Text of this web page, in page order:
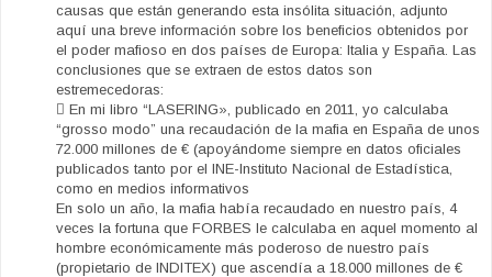
causas que están generando esta insólita situación, adjunto
aquí una breve información sobre los beneficios obtenidos por
el poder mafioso en dos países de Europa: Italia y España. Las
conclusiones que se extraen de estos datos son
estremecedoras:
 En mi libro “LASERING», publicado en 2011, yo calculaba
“grosso modo” una recaudación de la mafia en España de unos
72.000 millones de € (apoyándome siempre en datos oficiales
publicados tanto por el INE-Instituto Nacional de Estadística,
como en medios informativos
En solo un año, la mafia había recaudado en nuestro país, 4
veces la fortuna que FORBES le calculaba en aquel momento al
hombre económicamente más poderoso de nuestro país
(propietario de INDITEX) que ascendía a 18.000 millones de €